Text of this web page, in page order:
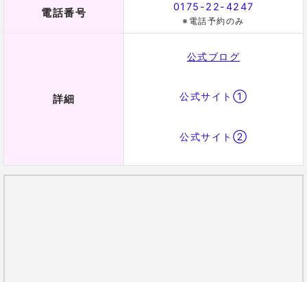
電話番号 0175-22-4247
※電話予約のみ
詳細
公式ブログ
公式サイト①
公式サイト②